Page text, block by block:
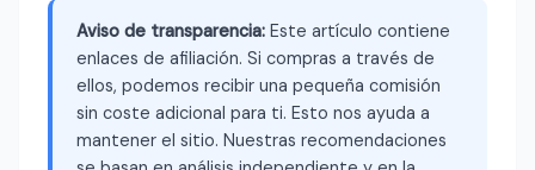
Aviso de transparencia: Este artículo contiene
enlaces de afiliación. Si compras a través de
ellos, podemos recibir una pequeña comisión
sin coste adicional para ti. Esto nos ayuda a
mantener el sitio. Nuestras recomendaciones